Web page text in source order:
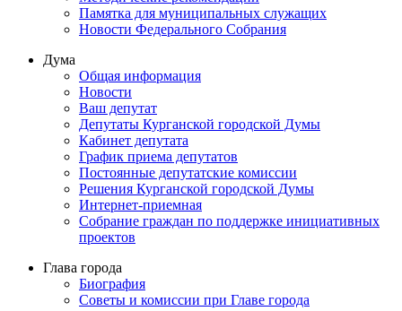
Памятка для муниципальных служащих
Новости Федерального Cобрания
Дума
Общая информация
Новости
Ваш депутат
Депутаты Курганской городской Думы
Кабинет депутата
График приема депутатов
Постоянные депутатские комиссии
Решения Курганской городской Думы
Интернет-приемная
Собрание граждан по поддержке инициативных
проектов
Глава города
Биография
Советы и комиссии при Главе города